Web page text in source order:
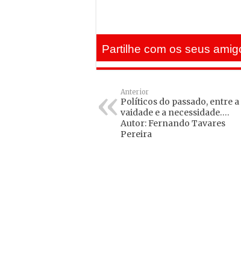
Partilhe com os seus
Anterior
Políticos do passado, entre a
vaidade e a necessidade….
Autor: Fernando Tavares
Pereira